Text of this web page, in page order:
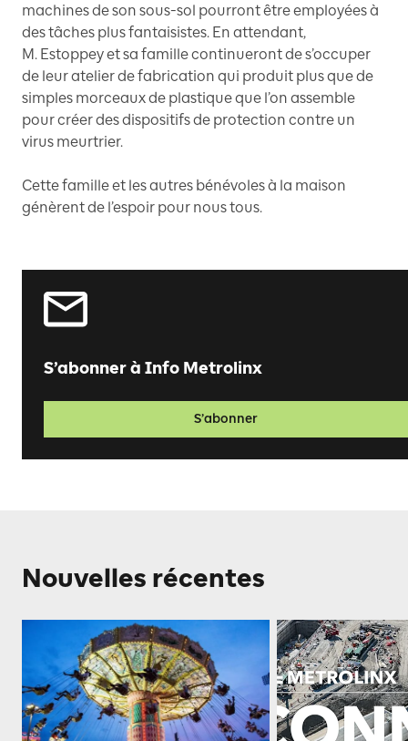
machines de son sous-sol pourront être employées à
des tâches plus fantaisistes. En attendant,
M. Estoppey et sa famille continueront de s’occuper
de leur atelier de fabrication qui produit plus que de
simples morceaux de plastique que l’on assemble
pour créer des dispositifs de protection contre un
virus meurtrier.
Cette famille et les autres bénévoles à la maison
génèrent de l’espoir pour nous tous.
S’abonner à Info Metrolinx
S’abonner
Nouvelles récentes